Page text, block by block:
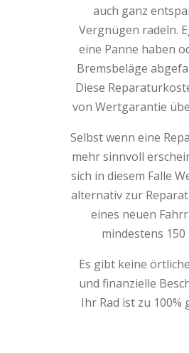
auch ganz
Vergnügen radeln.
eine Panne haben
Bremsbeläge
Diese
von Wertgarantie
Selbst wenn eine
mehr sinnvoll
sich in diesem Falle
alternativ zur
eines neuen
mindestens 150
Es gibt keine
und finanzielle
Ihr Rad ist zu 100%